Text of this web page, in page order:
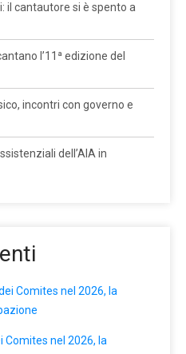
il cantautore si è spento a
l’11ª edizione del
incontri con governo e
dell’AIA in
Comites nel 2026, la
Comites nel 2026, la